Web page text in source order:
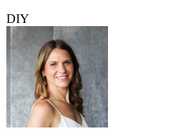
DIY